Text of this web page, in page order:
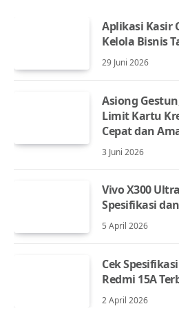
Aplikasi Kasir
Kelola Bisnis
29 Juni 2026
Asiong
Limit Kartu
Cepat dan
3 Juni 2026
Vivo X300
Spesifikasi
5 April 2026
Cek
Redmi 15A
2 April 2026